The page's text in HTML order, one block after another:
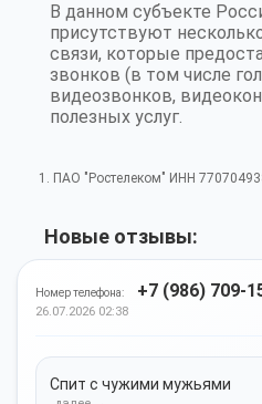
В данном субъекте
присутствуют
связи, которые
звонков (в том числе
видеозвонков,
полезных услуг.
1. ПАО "Ростелеком" ИНН
Новые отзывы:
Номер телефона: +7 (986) 709-
26.07.2026 02:38
Спит с чужими мужьями